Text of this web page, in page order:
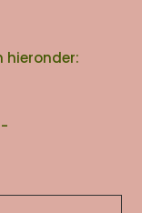
hieronder: